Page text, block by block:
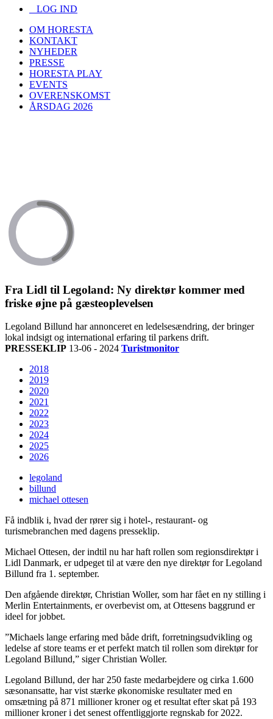
LOG IND
OM HORESTA
KONTAKT
NYHEDER
PRESSE
HORESTA PLAY
EVENTS
OVERENSKOMST
ÅRSDAG 2026
Fra Lidl til Legoland: Ny direktør kommer med
friske øjne på gæsteoplevelsen
Legoland Billund har annonceret en ledelsesændring, der bringer
lokal indsigt og international erfaring til parkens drift.
PRESSEKLIP 13-06 - 2024 Turistmonitor
2018
2019
2020
2021
2022
2023
2024
2025
2026
legoland
billund
michael ottesen
Få indblik i, hvad der rører sig i hotel-, restaurant- og
turismebranchen med dagens presseklip.
Michael Ottesen, der indtil nu har haft rollen som regionsdirektør i
Lidl Danmark, er udpeget til at være den nye direktør for Legoland
Billund fra 1. september.
Den afgående direktør, Christian Woller, som har fået en ny stilling i
Merlin Entertainments, er overbevist om, at Ottesens baggrund er
ideel for jobbet.
”Michaels lange erfaring med både drift, forretningsudvikling og
ledelse af store teams er et perfekt match til rollen som direktør for
Legoland Billund,” siger Christian Woller.
Legoland Billund, der har 250 faste medarbejdere og cirka 1.600
sæsonansatte, har vist stærke økonomiske resultater med en
omsætning på 871 millioner kroner og et resultat efter skat på 193
millioner kroner i det senest offentliggjorte regnskab for 2022.